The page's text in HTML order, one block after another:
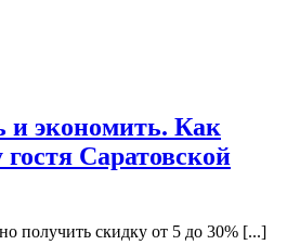
и экономить. Как
Саратовской
получить скидку от 5 до 30% [...]